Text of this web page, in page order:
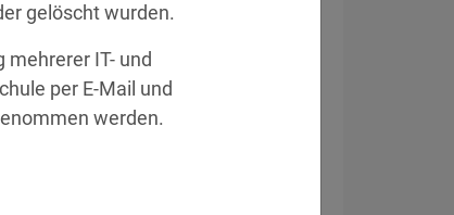
gelöscht wurden.
IT- und
per E-Mail und
werden.